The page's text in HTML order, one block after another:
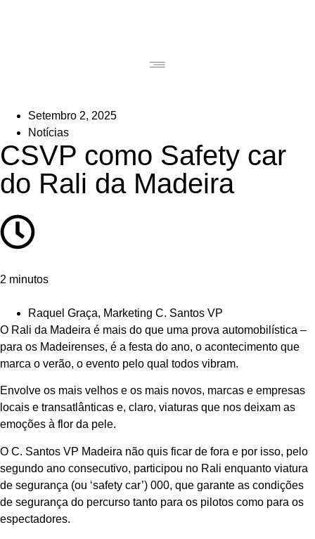
Setembro 2, 2025
Notícias
CSVP como Safety car
do Rali da Madeira
2 minutos
Raquel Graça, Marketing C. Santos VP
O Rali da Madeira é mais do que uma prova automobilística –
para os Madeirenses, é a festa do ano, o acontecimento que
marca o verão, o evento pelo qual todos vibram.
Envolve os mais velhos e os mais novos, marcas e empresas
locais e transatlânticas e, claro, viaturas que nos deixam as
emoções à flor da pele.
O C. Santos VP Madeira não quis ficar de fora e por isso, pelo
segundo ano consecutivo, participou no Rali enquanto viatura
de segurança (ou ‘safety car’) 000, que garante as condições
de segurança do percurso tanto para os pilotos como para os
espectadores.